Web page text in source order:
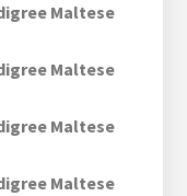
Maltese
Maltese
Maltese
Maltese